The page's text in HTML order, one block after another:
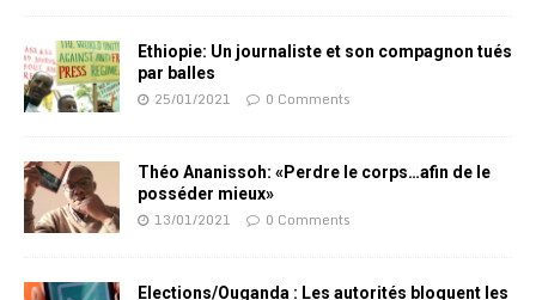
Ethiopie: Un journaliste et son compagnon tués
par balles
25/01/2021 0 Comments
Théo Ananissoh: «Perdre le corps…afin de le
posséder mieux»
13/01/2021 0 Comments
Elections/Ouganda : Les autorités bloquent les